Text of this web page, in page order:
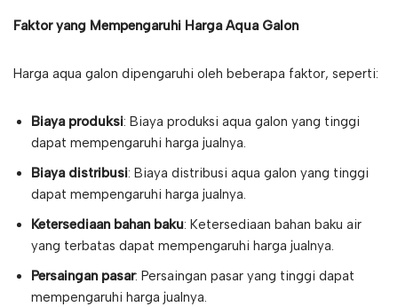
Faktor yang Mempengaruhi Harga Aqua Galon
Harga aqua galon dipengaruhi oleh beberapa faktor, seperti:
Biaya produksi: Biaya produksi aqua galon yang tinggi
dapat mempengaruhi harga jualnya.
Biaya distribusi: Biaya distribusi aqua galon yang tinggi
dapat mempengaruhi harga jualnya.
Ketersediaan bahan baku: Ketersediaan bahan baku air
yang terbatas dapat mempengaruhi harga jualnya.
Persaingan pasar: Persaingan pasar yang tinggi dapat
mempengaruhi harga jualnya.